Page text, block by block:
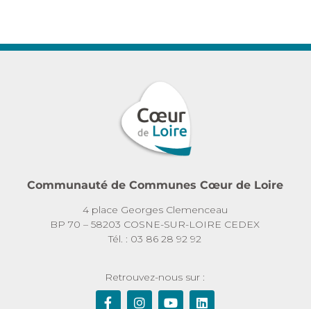
Communauté de Communes Cœur de Loire
4 place Georges Clemenceau
BP 70 – 58203 COSNE-SUR-LOIRE CEDEX
Tél. : 03 86 28 92 92
Retrouvez-nous sur :